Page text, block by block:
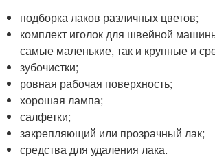
подборка лаков различных цветов;
комплект иголок для швейной
самые маленькие, так и крупные и
зубочистки;
ровная рабочая поверхность;
хорошая лампа;
салфетки;
закрепляющий или прозрачный лак;
средства для удаления лака.